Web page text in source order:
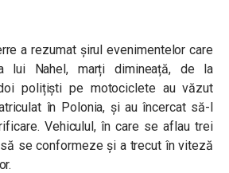
a rezumat șirul evenimentelor care
lui Nahel, marți dimineață, de la
polițiști pe motociclete au văzut
în Polonia, și au încercat să-l
Vehiculul, în care se aflau trei
se conformeze și a trecut în viteză